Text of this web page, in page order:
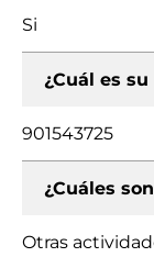
Si
¿Cuál es su
901543725
¿Cuáles
Otras